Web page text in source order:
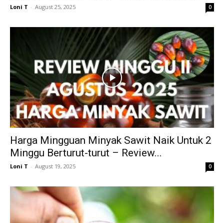
Loni T - August 25, 2025 0
Harga Mingguan Minyak Sawit Naik Untuk 2
Minggu Berturut-turut – Review...
Loni T - August 19, 2025 0